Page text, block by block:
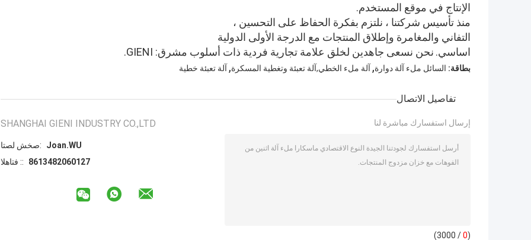
الإنتاج في موقع المستخدم.
منذ تأسيس شركتنا ، نلتزم بفكرة الحفاظ على التحسين ،
التفاني والمغامرة وإطلاق المنتجات مع الدرجة الأولى الدولية
اساسي. نحن نسعى جاهدين لخلق علامة تجارية فردية ذات أسلوب مشرق: GIENI.
بطاقة: السائل ملء آلة دوارة, آلة ملء الخطي,آلة تعبئة وتغطية المسكرة, آلة تعبئة خطية
تفاصيل الاتصال
SHANGHAI GIENI INDUSTRY CO.,LTD
اتصل شخص:
Joan.WU
الهاتف ::
8613482060127
إرسال استفسارك مباشرة لنا
(
0
/ 3000)